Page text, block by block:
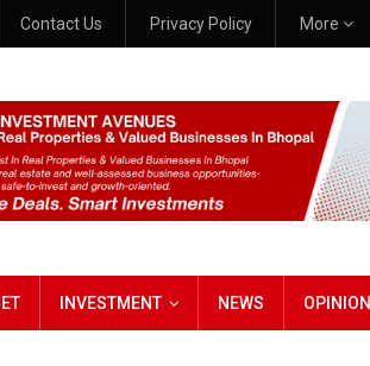
Contact Us Privacy Policy More
INVESTMENT NEWS OPINION